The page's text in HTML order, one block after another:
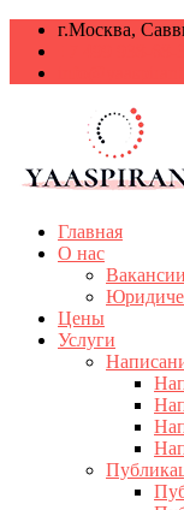
г.Москва,
Главная
О нас
Вакансии
Цены
Услуги